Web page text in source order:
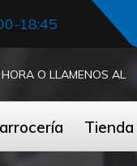
18:45
O LLAMENOS AL
Tienda